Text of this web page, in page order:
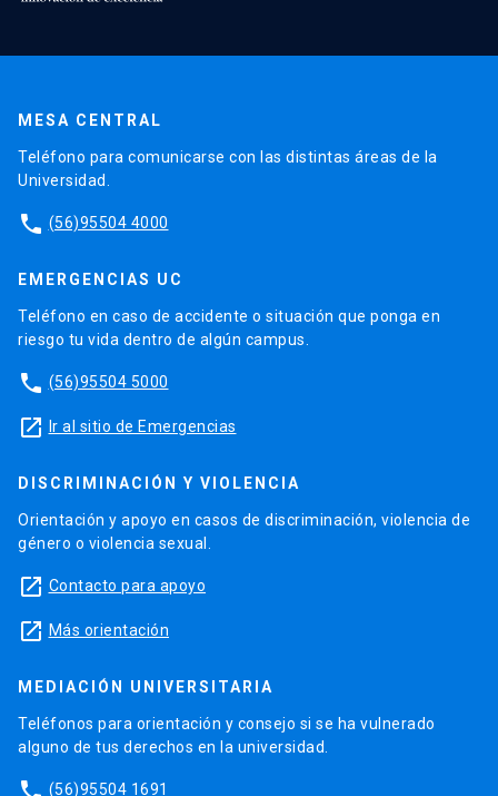
MESA CENTRAL
Teléfono para comunicarse con las distintas áreas de la
Universidad.
phone (56)95504 4000
EMERGENCIAS UC
Teléfono en caso de accidente o situación que ponga en
riesgo tu vida dentro de algún campus.
phone (56)95504 5000
launch Ir al sitio de Emergencias
DISCRIMINACIÓN Y VIOLENCIA
Orientación y apoyo en casos de discriminación, violencia de
género o violencia sexual.
launch Contacto para apoyo
launch Más orientación
MEDIACIÓN UNIVERSITARIA
Teléfonos para orientación y consejo si se ha vulnerado
alguno de tus derechos en la universidad.
(56)95504 1691